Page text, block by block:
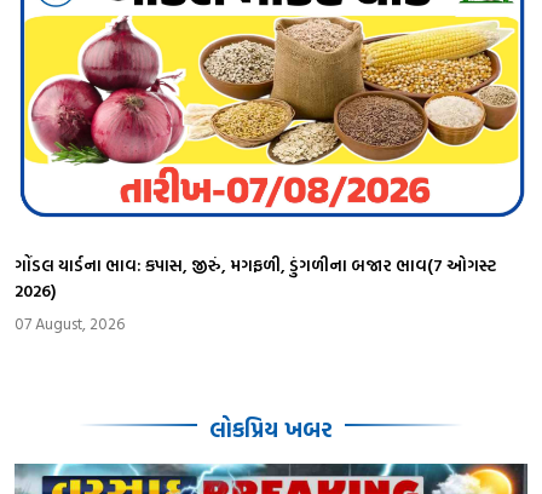
ગોંડલ યાર્ડના ભાવ: કપાસ, જીરું, મગફળી, ડુંગળીના બજાર ભાવ(7 ઓગસ્ટ
2026)
07 August, 2026
લોકપ્રિય ખબર